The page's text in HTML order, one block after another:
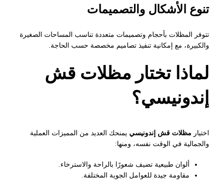
تنوع الأشكال والتصميمات
تتوفر المظلات بأحجام وتصميمات متعددة تناسب المساحات الصغيرة
والكبيرة، مع إمكانية تنفيذ تصاميم مخصصة حسب الحاجة.
لماذا تختار مظلات قش
إندونيسي؟
اختيار مظلات قش إندونيسي يمنحك العديد من المميزات العملية
والجمالية في الوقت نفسه، ومنها:
ألوان طبيعية تضيف شعورًا بالراحة والاسترخاء.
مقاومة جيدة للعوامل الجوية المختلفة.